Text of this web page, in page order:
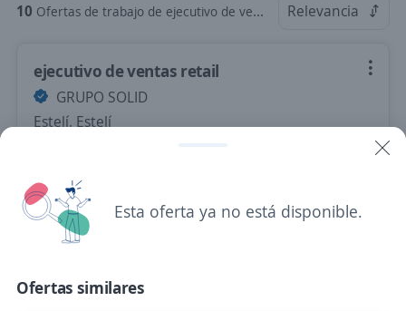
10 Ofertas de trabajo de ejecutivo de venta en Estelí Relevancia
ejecutivo de ventas retail
GRUPO SOLID
Estelí, Estelí
Hace 2 días
Ejecutivo de Ventas Pyme Estelí
Estelí, Estelí
Esta oferta ya no está disponible.
Ofertas similares